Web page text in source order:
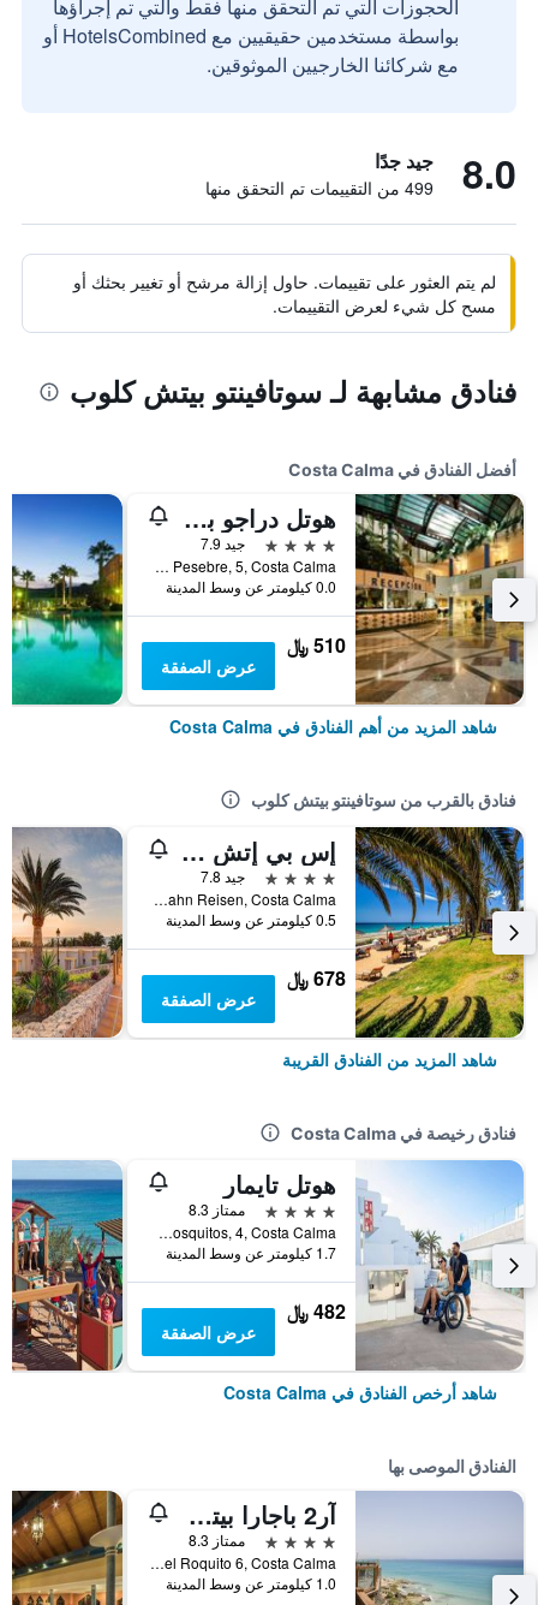
الحجوزات التي تم التحقق منها فقط والتي تم إجراؤها
بواسطة مستخدمين حقيقيين مع HotelsCombined أو
مع شركائنا الخارجيين الموثوقين.
8.0 جيد جدًا
499 من التقييمات تم التحقق منها
لم يتم العثور على تقييمات. حاول إزالة مرشح أو تغيير بحثك أو
مسح كل شيء لعرض التقييمات.
فنادق مشابهة لـ سوتافينتو بيتش كلوب
أفضل الفنادق في Costa Calma
هوتل دراجو بارك باي بييري آند فاكانسيز
4 نجوم
جيد 7.9
Punta Pesebre, 5, Costa Calma, فيرتيفنتورا, أسبانيا
0.0 كيلومتر عن وسط المدينة
510 ﷼
عرض الصفقة
شاهد المزيد من أهم الفنادق في Costa Calma
فنادق بالقرب من سوتافينتو بيتش كلوب
إس بي إتش كوستا كالما بالاس ثالاسو
4 نجوم
جيد 7.8
Avenida Jahn Reisen, Costa Calma, فيرتيفنتورا, أسبانيا
0.5 كيلومتر عن وسط المدينة
678 ﷼
عرض الصفقة
شاهد المزيد من الفنادق القريبة
فنادق رخيصة في Costa Calma
هوتل تايمار
4 نجوم
ممتاز 8.3
Valle Los Mosquitos, 4, Costa Calma, فيرتيفنتورا, أسبانيا
1.7 كيلومتر عن وسط المدينة
482 ﷼
عرض الصفقة
شاهد أرخص الفنادق في Costa Calma
الفنادق الموصى بها
آر2 باجارا بيتش هوتل آند سبا - شامل جميع الخدمات
4 نجوم
ممتاز 8.3
Punta Del Roquito 6, Costa Calma, فيرتيفنتورا, أسبانيا
1.0 كيلومتر عن وسط المدينة